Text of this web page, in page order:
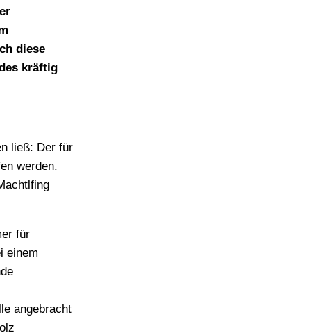
diese
kräftig
ließ: Der für
werden.
für
einem
angebracht